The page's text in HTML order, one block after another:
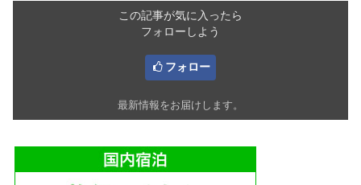
この記事が気に入ったら
フォローしよう
フォロー
最新情報をお届けします。